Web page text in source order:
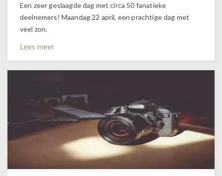
Een zeer geslaagde dag met circa 50 fanatieke
deelnemers! Maandag 22 april, een prachtige dag met
veel zon.
Lees meer